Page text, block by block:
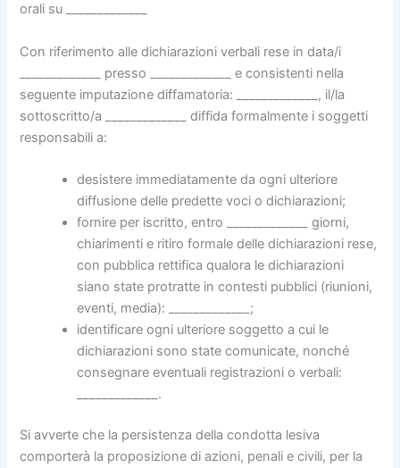
orali su _____________
Con riferimento alle dichiarazioni verbali rese in data/i
_____________ presso _____________ e consistenti nella
seguente imputazione diffamatoria: _____________, il/la
sottoscritto/a _____________ diffida formalmente i soggetti
responsabili a:
desistere immediatamente da ogni ulteriore
diffusione delle predette voci o dichiarazioni;
fornire per iscritto, entro _____________ giorni,
chiarimenti e ritiro formale delle dichiarazioni rese,
con pubblica rettifica qualora le dichiarazioni
siano state protratte in contesti pubblici (riunioni,
eventi, media): _____________;
identificare ogni ulteriore soggetto a cui le
dichiarazioni sono state comunicate, nonché
consegnare eventuali registrazioni o verbali:
_____________.
Si avverte che la persistenza della condotta lesiva
comporterà la proposizione di azioni, penali e civili, per la